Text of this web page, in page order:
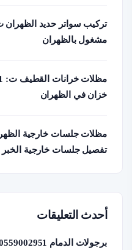
مشغول بالظهران
خزان في الظهران
تفصيل جلسات خارجية الخبر
أحدث التعليقات